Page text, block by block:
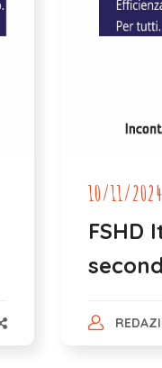
10/11/2024
FSHD